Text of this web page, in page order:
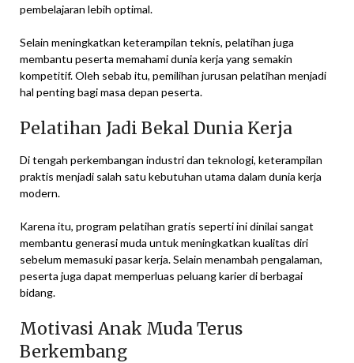
pembelajaran lebih optimal.
Selain meningkatkan keterampilan teknis, pelatihan juga
membantu peserta memahami dunia kerja yang semakin
kompetitif. Oleh sebab itu, pemilihan jurusan pelatihan menjadi
hal penting bagi masa depan peserta.
Pelatihan Jadi Bekal Dunia Kerja
Di tengah perkembangan industri dan teknologi, keterampilan
praktis menjadi salah satu kebutuhan utama dalam dunia kerja
modern.
Karena itu, program pelatihan gratis seperti ini dinilai sangat
membantu generasi muda untuk meningkatkan kualitas diri
sebelum memasuki pasar kerja. Selain menambah pengalaman,
peserta juga dapat memperluas peluang karier di berbagai
bidang.
Motivasi Anak Muda Terus
Berkembang